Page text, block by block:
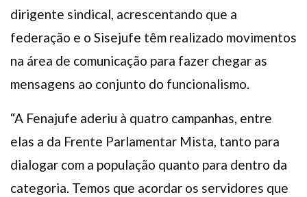
dirigente sindical, acrescentando que a
federação e o Sisejufe têm realizado movimentos
na área de comunicação para fazer chegar as
mensagens ao conjunto do funcionalismo.
“A Fenajufe aderiu à quatro campanhas, entre
elas a da Frente Parlamentar Mista, tanto para
dialogar com a população quanto para dentro da
categoria. Temos que acordar os servidores que